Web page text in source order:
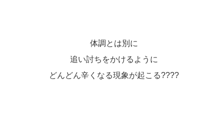
体調とは別に
追い討ちをかけるように
どんどん辛くなる現象が起こる????